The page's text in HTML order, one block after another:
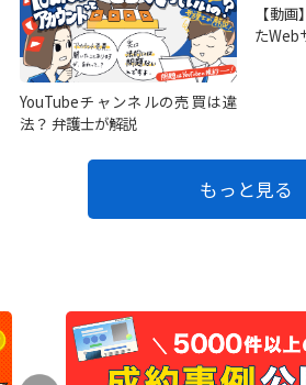
YouTubeチャンネルの売買は違
法？ 弁護士が解説
【動
たWeb
もっと見る